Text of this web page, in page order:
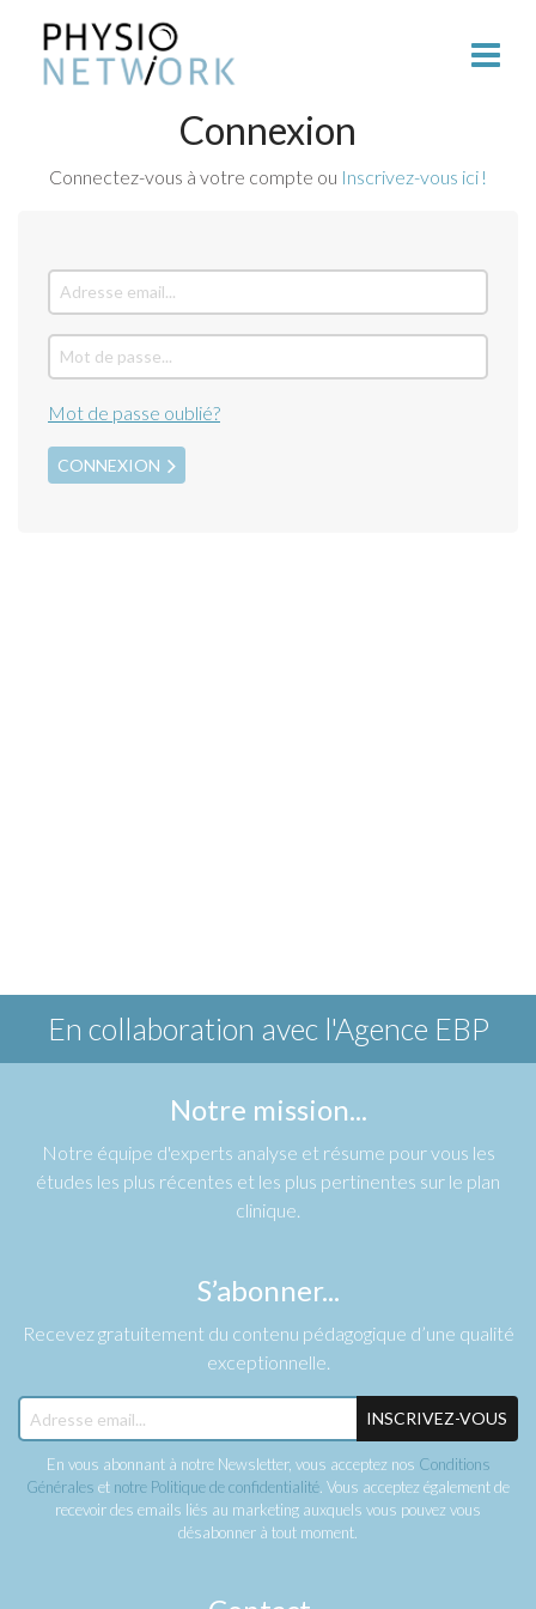
Connexion
Connectez-vous à votre compte ou Inscrivez-vous ici !
Mot de passe oublié?
CONNEXION
En collaboration avec l'Agence EBP
Notre mission...
Notre équipe d'experts analyse et résume pour vous les
études les plus récentes et les plus pertinentes sur le plan
clinique.
S’abonner...
Recevez gratuitement du contenu pédagogique d’une qualité
exceptionnelle.
INSCRIVEZ-VOUS
En vous abonnant à notre Newsletter, vous acceptez nos Conditions
Générales et notre Politique de confidentialité. Vous acceptez également de
recevoir des emails liés au marketing auxquels vous pouvez vous
désabonner à tout moment.